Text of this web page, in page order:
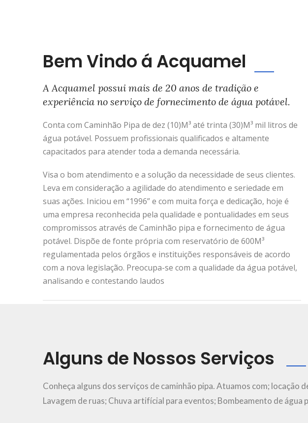
Bem Vindo á Acquamel
A Acquamel possui mais de 20 anos de tradição e
experiência no serviço de fornecimento de água potável.
Conta com Caminhão Pipa de dez (10)M³ até trinta (30)M³ mil litros de
água potável. Possuem profissionais qualificados e altamente
capacitados para atender toda a demanda necessária.
Visa o bom atendimento e a solução da necessidade de seus clientes.
Leva em consideração a agilidade do atendimento e seriedade em
suas ações. Iniciou em “1996” e com muita força e dedicação, hoje é
uma empresa reconhecida pela qualidade e pontualidades em seus
compromissos através de Caminhão pipa e fornecimento de água
potável. Dispõe de fonte própria com reservatório de 600M³
regulamentada pelos órgãos e instituições responsáveis de acordo
com a nova legislação. Preocupa-se com a qualidade da água potável,
analisando e contestando laudos
11 2081-2543
Alguns de Nossos Serviços
Conheça alguns dos serviços de caminhão pipa. Atuamos com; locação
Lavagem de ruas; Chuva artifícial para eventos; Bombeamento de
Ver Mais.. Ver Mais..